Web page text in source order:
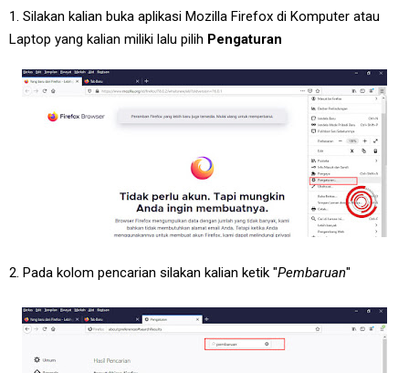
1. Silakan kalian buka aplikasi Mozilla Firefox di Komputer atau
Laptop yang kalian miliki lalu pilih Pengaturan
2. Pada kolom pencarian silakan kalian ketik "Pembaruan"